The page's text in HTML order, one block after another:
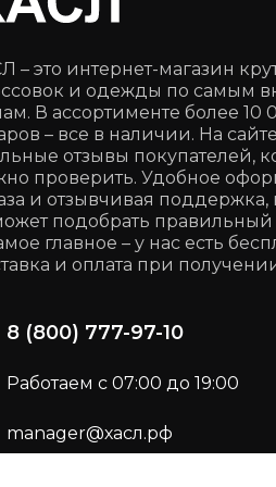
– это интернет-магазин
и одежды по самым
В ассортименте более 10
– все в наличии. На
отзывы покупателей,
проверить. Удобное
и отзывчивая поддержка,
подобрать правильный
главное – у нас есть
и оплата при
8 (800) 777-97-10
Работаем с 07:00 до 19:00
manager@хасл.рф